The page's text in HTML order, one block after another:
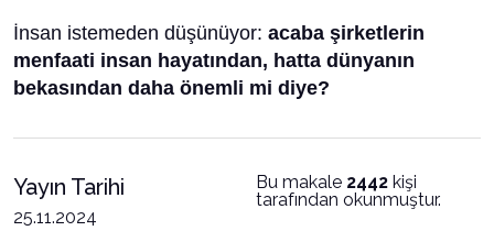
İnsan istemeden düşünüyor: acaba şirketlerin
menfaati insan hayatından, hatta dünyanın
bekasından daha önemli mi diye?
Yayın Tarihi
25.11.2024
Bu makale 2442 kişi
tarafından okunmuştur.